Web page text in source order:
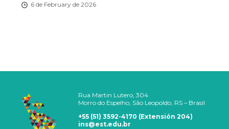
6 de February de 2026
Rua Martin Lutero, 304
Morro do Espelho, São Leopoldo, RS – Brasil
+55 (51) 3592-4170 (Extensión 204)
ins@est.edu.br